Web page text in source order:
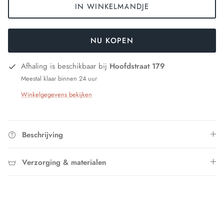
IN WINKELMANDJE
NU KOPEN
Afhaling is beschikbaar bij Hoofdstraat 179
Meestal klaar binnen 24 uur
Winkelgegevens bekijken
Beschrijving
Verzorging & materialen